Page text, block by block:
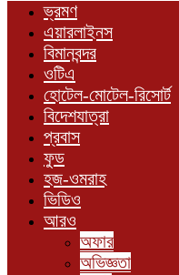
ভ্রমণ
এয়ারলাইনস
বিমানবন্দর
ওটিএ
হোটেল-মোটেল-রিসোর্ট
বিদেশযাত্রা
প্রবাস
ফুড
হজ-ওমরাহ
ভিডিও
আরও
অফার
অভিজ্ঞতা